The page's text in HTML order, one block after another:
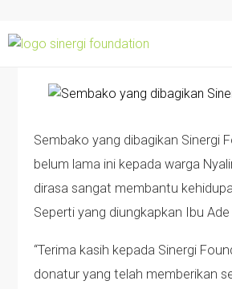
Sembako yang dibagikan Sinergi
belum lama ini kepada warga
dirasa sangat membantu
Seperti yang diungkapkan Ibu
“Terima kasih kepada Sinergi
donatur yang telah memberikan